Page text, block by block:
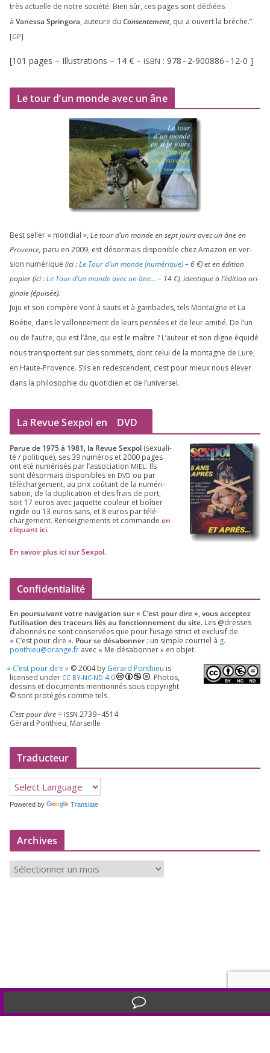
très actuelle de notre socié­té. Bien sûr, ces pages sont dédiées
à Vanessa Springora, auteure du Consentement, qui a ouvert la brèche.”
[GP]
[101 pages – Illustrations – 14 € – ISBN : 978–2‑900886–12‑0 ]
Le tour d’un monde avec un âne
Best sel­ler « mon­dial », Le tour d’un monde en sept jours avec un âne en
Provence, paru en 2009, est désor­mais dis­po­nible chez Amazon en ver­
sion numé­rique (ici :Le Tour d’un monde (numé­rique)–6€) et en édi­tion
papier (ici :Le Tour d’un monde avec un âne… – 14€), iden­tique à l’é­di­tion ori­
gi­nale (épui­sée).
Juju et son com­père vont à sauts et à gam­bades, tels Montaigne et La
Boétie, dans le val­lon­ne­ment de leurs pen­sées et de leur ami­tié. De l’un
ou de l’autre, qui est l’âne, qui est le maître ? L’auteur et son digne équi­dé
nous trans­portent sur des som­mets, dont celui de la mon­tagne de Lure,
en Haute-Provence. S’ils en redes­cendent, c’est pour mieux nous éle­ver
dans la phi­lo­so­phie du quo­ti­dien et de l’universel.
La Revue Sexpol en DVD
Parue de 1975à 1981, la Revue Sex­pol (sexua­li­
té /​ poli­tique), ses39 numé­ros et2000 pages
ont été numé­ri­sés par l’as­so­cia­tion MIEL. Ils
sont désor­mais dis­po­nibles en DVD ou par
télé­char­ge­ment, au prix coû­tant de la numé­ri­
sa­tion, de la dupli­ca­tion et des frais de port,
soit 17 euros avec jaquette cou­leur et boî­tier
rigide ou 13 euros sans, et 8 euros par télé­
char­ge­ment. Ren­sei­gne­ments et com­mande en
cli­quant ici.
En savoir plus ici sur Sexpol.
Confidentialité
En pour­sui­vant votre navi­ga­tion sur « C’est pour dire », vous accep­tez
l’utilisation des tra­ceurs liés au fonc­tion­ne­ment du site. Les @dresses
d’a­bon­nés ne sont conser­vées que pour l’u­sage strict et exclu­sif de
« C’est pour dire ». Pour se désa­bon­ner : un simple cour­riel à g.​
ponthieu@​orange.​fr avec « Me désa­bon­ner » en objet.
« C’est pour dire » ©2004by Gérard Ponthieu is
licen­sed under CC BY-NC-ND 4.0
. Photos,
des­sins et docu­ments men­tion­nés sous copy­right
© sont pro­té­gés comme tels.
C’est pour dire= ISSN 2739–4514
Gérard Ponthieu, Marseille
Traducteur
Powered by Translate
Archives